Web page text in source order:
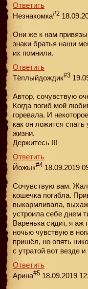
Ответить
Незнакомка#2
Они же к нам
знаки братья наши
их помнили.
Ответить
Тёплыйдождик#3
Автор, сочувствую
Когда погиб мой
горевала. И
как он ложится
жизни.
Держитесь !!!
Ответить
Йожык#4 18.09.2019
Сочувствую вам.
кошечка погибла.
выкармливала,
устроила себе днем
Варенька сидит, я аж
ночью чувствую в
пришёл, но опять
с утратой вот везде
Ответить
Арина#5 18.09.2019